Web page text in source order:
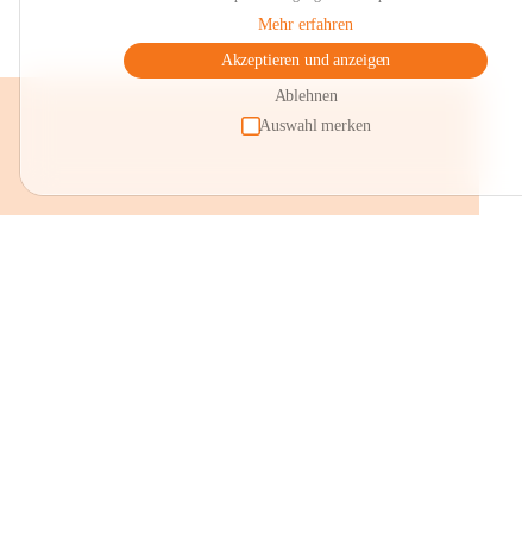
Mehr erfahren
Akzeptieren und anzeigen
Ablehnen
Auswahl merken